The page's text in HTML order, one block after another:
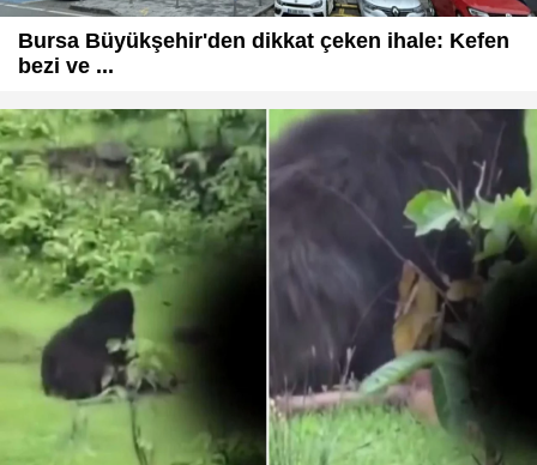
Bursa Büyükşehir'den dikkat çeken ihale: Kefen
bezi ve ...